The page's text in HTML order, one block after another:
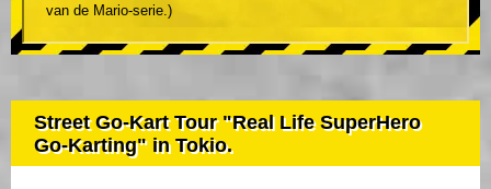
van de Mario-serie.)
Street Go-Kart Tour "Real Life SuperHero
Go-Karting" in Tokio.